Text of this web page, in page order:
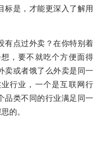
标是，才能更深入了解用
有点过外卖？在你特别着
，要不就吃个方便面得
卖或者饿了么外卖是同一
行业，一个是互联网行
品类不同的行业满足同一
的。